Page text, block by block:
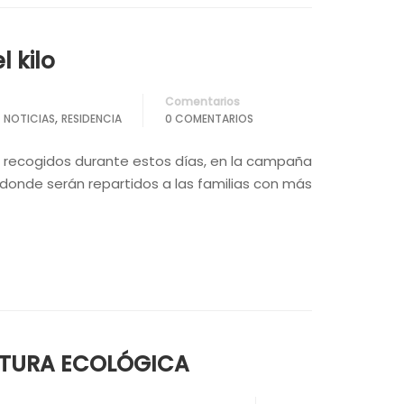
kilo
NOTICIAS, RESIDENCIA
Comentarios
0 COMENTARIOS
recogidos durante estos días, en la campaña
serán repartidos a las familias con más
ECOLÓGICA